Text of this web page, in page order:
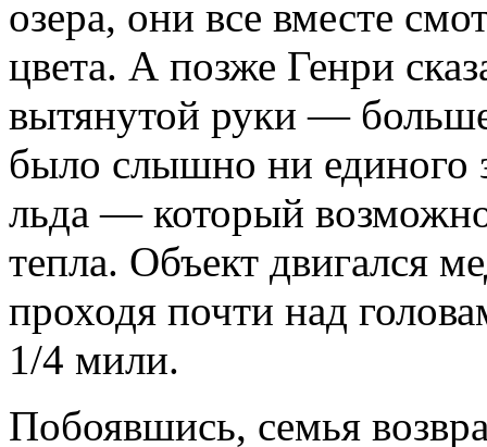
озера, они все вместе
цвета. А позже Генри
вытянутой руки —
было слышно ни единого
льда — который
тепла. Объект двигался
проходя почти над
1/4 мили.
Побоявшись, семья